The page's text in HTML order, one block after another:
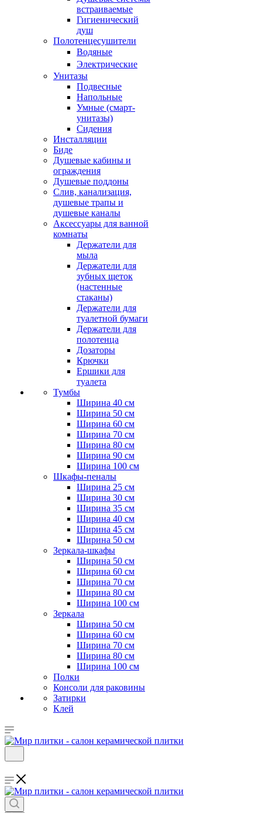
встраиваемые
Гигиенический
душ
Полотенцесушители
ㅤВодяные
ㅤЭлектрические
Унитазы
Подвесные
Напольные
Умные (смарт-
унитазы)
Сидения
Инсталляции
Биде
Душевые кабины и
ограждения
Душевые поддоны
Слив, канализация,
душевые трапы и
душевые каналы
Аксессуары для ванной
комнаты
Держатели для
мыла
Держатели для
зубных щеток
(настенные
стаканы)
Держатели для
туалетной бумаги
Держатели для
полотенца
Дозаторы
Крючки
Ершики для
туалета
Тумбы
Ширина 40 см
Ширина 50 см
Ширина 60 см
Ширина 70 см
Ширина 80 см
Ширина 90 см
Ширина 100 см
Шкафы-пеналы
Ширина 25 см
Ширина 30 см
Ширина 35 см
Ширина 40 см
Ширина 45 см
Ширина 50 см
Зеркала-шкафы
Ширина 50 см
Ширина 60 см
Ширина 70 см
Ширина 80 см
Ширина 100 см
Зеркала
Ширина 50 см
Ширина 60 см
Ширина 70 см
Ширина 80 см
Ширина 100 см
Полки
Консоли для раковины
Затирки
Клей